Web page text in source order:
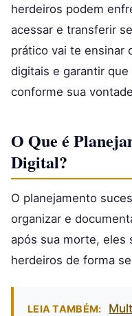
herdeiros podem
acessar e transferir
prático vai te ensinar
digitais e garantir
conforme sua
O Que é
Digital?
O planejamento
organizar e
após sua morte, eles
herdeiros de forma
LEIA TAMBÉM: